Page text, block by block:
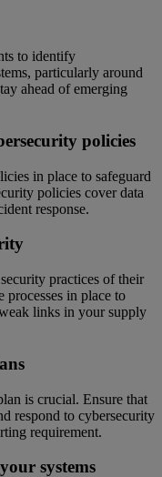
to identify
particularly around
ahead of emerging
policies
in place to safeguard
policies cover data
response.
practices of their
processes in place to
links in your supply
is crucial. Ensure that
respond to cybersecurity
requirement.
systems